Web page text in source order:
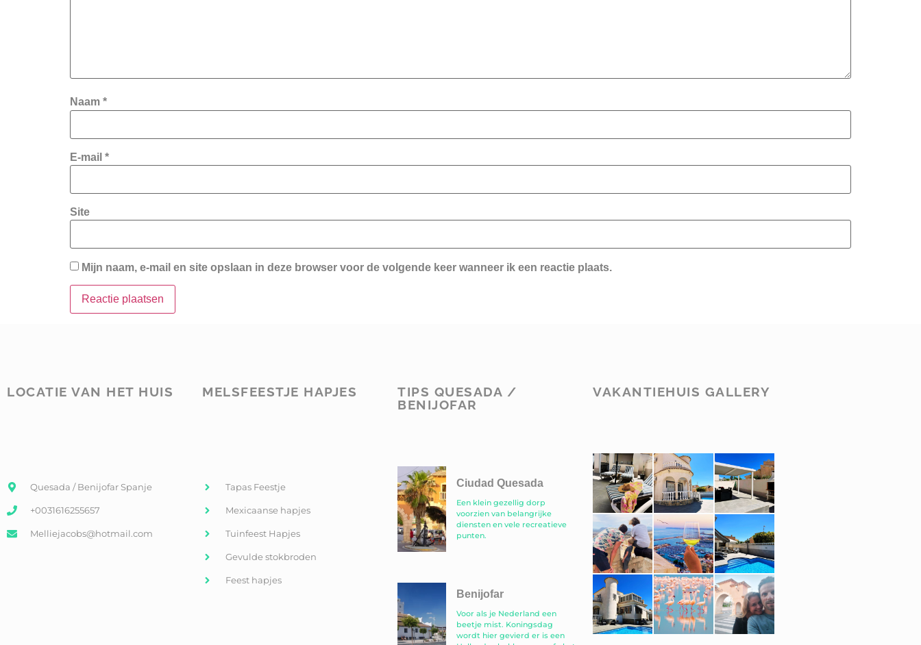
Naam *
E-mail *
Site
Mijn naam, e-mail en site opslaan in deze browser voor de volgende keer wanneer ik een reactie plaats.
LOCATIE VAN HET HUIS
Quesada / Benijofar Spanje
+0031616255657
Melliejacobs@hotmail.com
MELSFEESTJE HAPJES
Tapas Feestje
Mexicaanse hapjes
Tuinfeest Hapjes
Gevulde stokbroden
Feest hapjes
TIPS QUESADA /
BENIJOFAR
Ciudad Quesada
Een klein gezellig dorp
voorzien van belangrijke
diensten en vele recreatieve
punten.
Benijofar
Voor als je Nederland een
beetje mist. Koningsdag
wordt hier gevierd er is een
VAKANTIEHUIS GALLERY